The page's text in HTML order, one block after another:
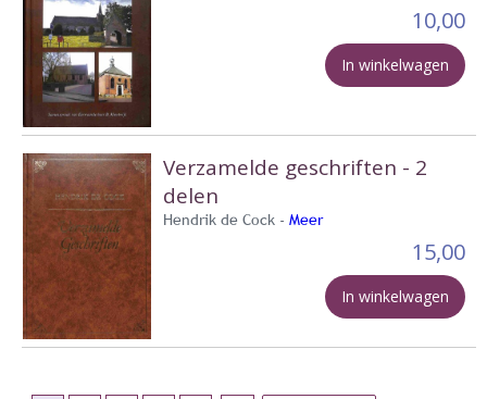
10,00
In winkelwagen
Verzamelde geschriften - 2
delen
Hendrik de Cock - Meer
15,00
In winkelwagen